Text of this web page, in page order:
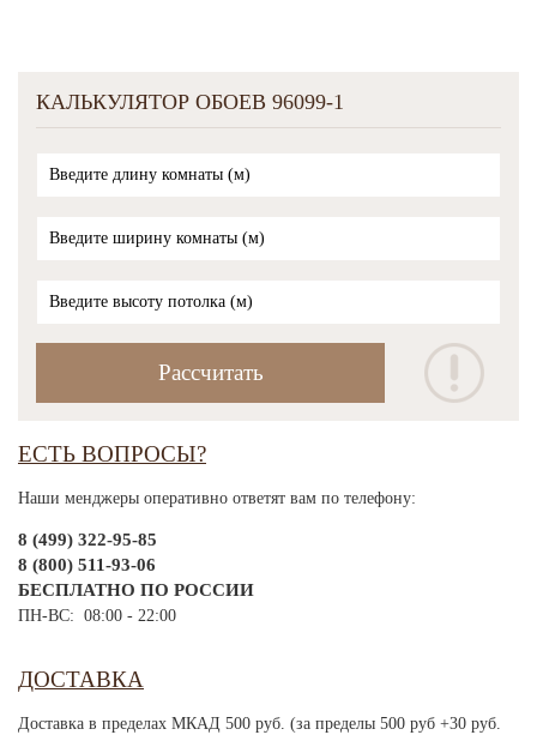
КАЛЬКУЛЯТОР ОБОЕВ 96099-1
ЕСТЬ ВОПРОСЫ?
Наши менджеры оперативно ответят вам по телефону:
8 (499) 322-95-85
8 (800) 511-93-06
БЕСПЛАТНО ПО РОССИИ
ПН-ВС: 08:00 - 22:00
ДОСТАВКА
Доставка в пределах МКАД 500 руб. (за пределы 500 руб +30 руб.